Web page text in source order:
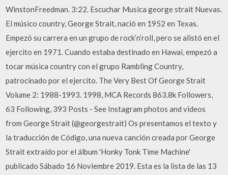
WinstonFreedman. 3:22. Escuchar Musica george strait Nuevas.
El músico country, George Strait, nació en 1952 en Texas.
Empezó su carrera en un grupo de rock’n’roll, pero se alistó en el
ejercito en 1971. Cuando estaba destinado en Hawai, empezó a
tocar música country con el grupo Rambling Country,
patrocinado por el ejercito. The Very Best Of George Strait
Volume 2: 1988-1993. 1998, MCA Records 863.8k Followers,
63 Following, 393 Posts - See Instagram photos and videos
from George Strait (@georgestrait) Os presentamos el texto y
la traducción de Código, una nueva canción creada por George
Strait extraído por el álbum 'Honky Tonk Time Machine'
publicado Sábado 16 Noviembre 2019. Esta es la lista de las 13